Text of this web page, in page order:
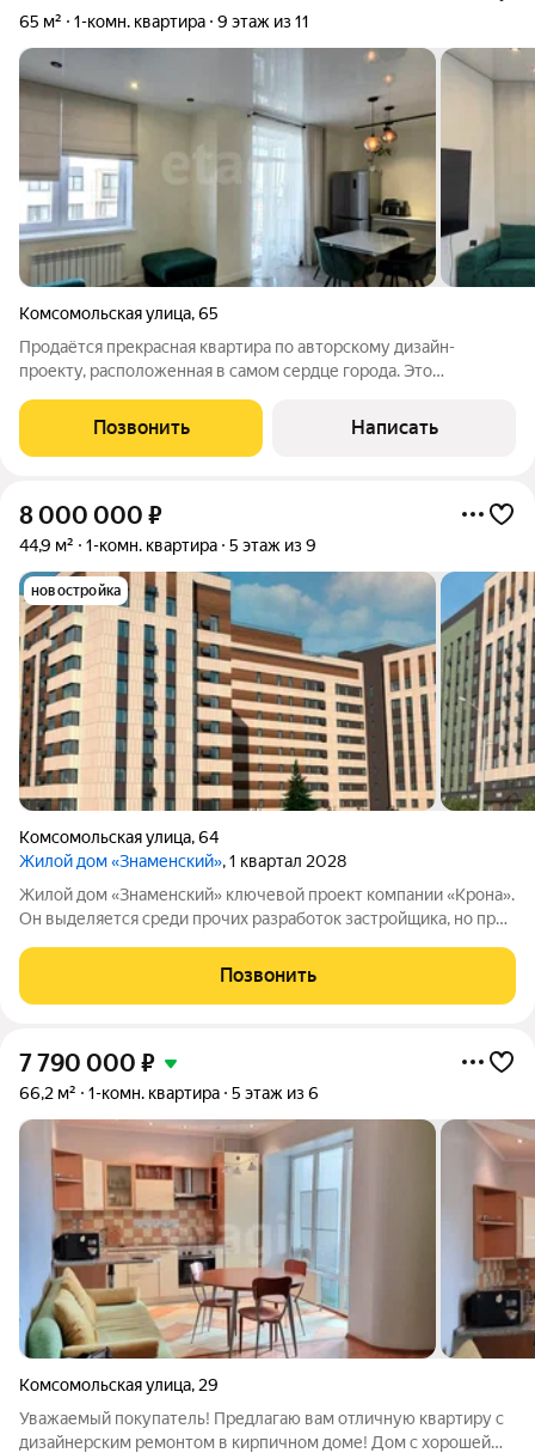
65 м² 1-комн. квартира 9 этаж из 11
Комсомольская улица,65
Продаётся прекрасная квартира по авторскому дизайн-
проекту, расположенная в самом сердце города. Это
функциональность и центральное расположение. Ключевая
особенность планировки просторная
Позвонить Написать
8 000 000 ₽
44,9 м² 1-комн. квартира 5 этаж из 9
новостройка
Комсомольская улица,64
Жилой дом «Знаменский», 1 квартал 2028
Жилой дом «Знаменский» ключевой проект компании «Крона».
Он выделяется среди прочих разработок застройщика, но при
в одной из самых удачных зон ХантыМансийска: в центре
города, где в шаговой
Позвонить
7 790 000 ₽
66,2 м² 1-комн. квартира 5 этаж из 6
Комсомольская улица, 29
Уважаемый покупатель! Предлагаю вам отличную квартиру с
дизайнерским ремонтом в кирпичном доме! Дом с хорошей